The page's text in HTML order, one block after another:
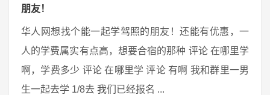
朋友！
华人网想找个能一起学驾照的朋友！还能有优惠，一
人的学费属实有点高，想要合宿的那种 评论 在哪里学
啊，学费多少 评论 在哪里学 评论 有啊 我和群里一男
生一起去学 1/8去 我们已经报名 ...